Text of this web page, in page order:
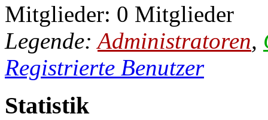
Mitglieder: 0 Mitglieder
Legende: Administratoren,
Registrierte Benutzer
Statistik